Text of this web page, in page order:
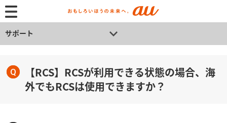
サポート
【RCS】RCSが利用できる状態の場合、海
外でもRCSは使用できますか？